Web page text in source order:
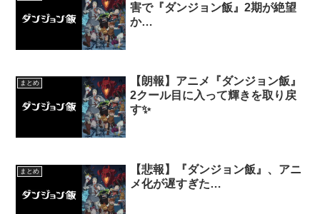
害で『ダンジョン飯』2期が絶望
か…
まとめ
【朗報】アニメ『ダンジョン飯』
2クール目に入って輝きを取り戻
す✨
まとめ
【悲報】『ダンジョン飯』、アニ
メ化が遅すぎた…